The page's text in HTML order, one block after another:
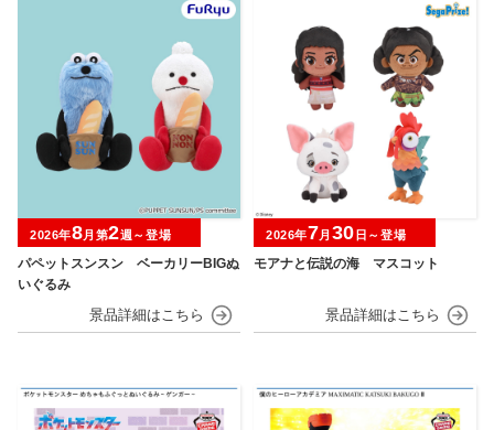
パペットスンスン ベーカリーBIGぬ
いぐるみ
2026年8月第2週～登場
モアナと伝説の海 マスコット
2026年7月 30 日～登場